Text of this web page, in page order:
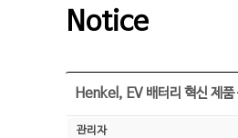
Notice
Henkel, EV 배터리 혁신 제품
관리자